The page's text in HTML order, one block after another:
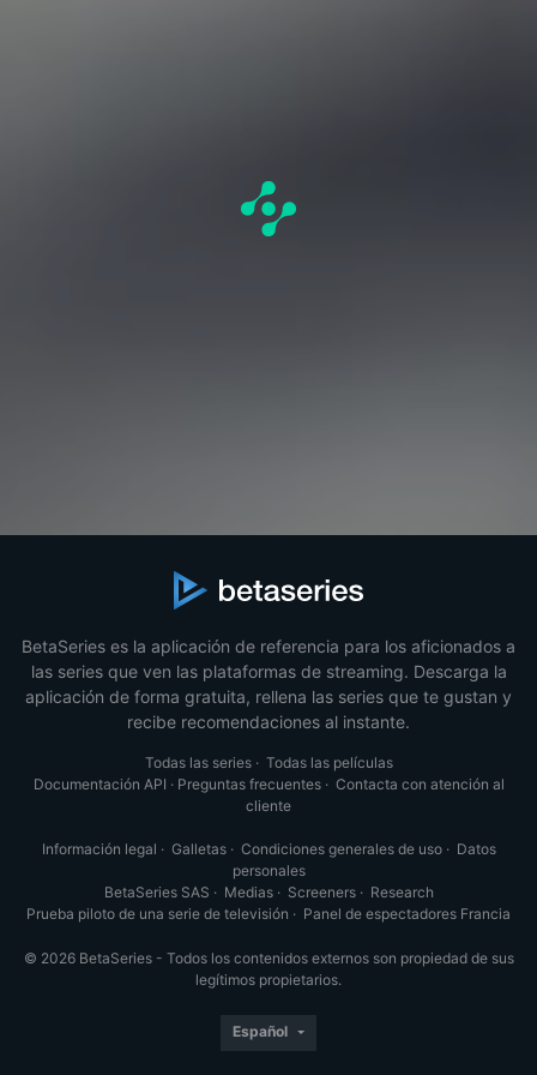
BetaSeries es la aplicación de referencia para los aficionados a
las series que ven las plataformas de streaming. Descarga la
aplicación de forma gratuita, rellena las series que te gustan y
recibe recomendaciones al instante.
Todas las series· Todas las películas
Documentación API · Preguntas frecuentes· Contacta con atención al
cliente
Información legal · Galletas· Condiciones generales de uso· Datos
personales
BetaSeries SAS · Medias· Screeners· Research
Prueba piloto de una serie de televisión · Panel de espectadores Francia
© 2026 BetaSeries - Todos los contenidos externos son propiedad de sus
legítimos propietarios.
Español